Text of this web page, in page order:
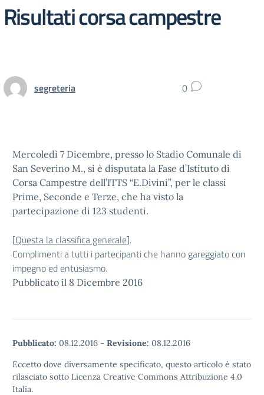
Risultati corsa campestre
segreteria 0
Mercoledì 7 Dicembre, presso lo Stadio Comunale di
San Severino M., si è disputata la Fase d’Istituto di
Corsa Campestre dell’ITTS “E.Divini”, per le classi
Prime, Seconde e Terze, che ha visto la
partecipazione di 123 studenti.
[Questa la classifica generale].
Complimenti a tutti i partecipanti che hanno gareggiato con
impegno ed entusiasmo.
Pubblicato il 8 Dicembre 2016
Pubblicato: 08.12.2016 - Revisione: 08.12.2016
Eccetto dove diversamente specificato, questo articolo è stato
rilasciato sotto Licenza Creative Commons Attribuzione 4.0
Italia.